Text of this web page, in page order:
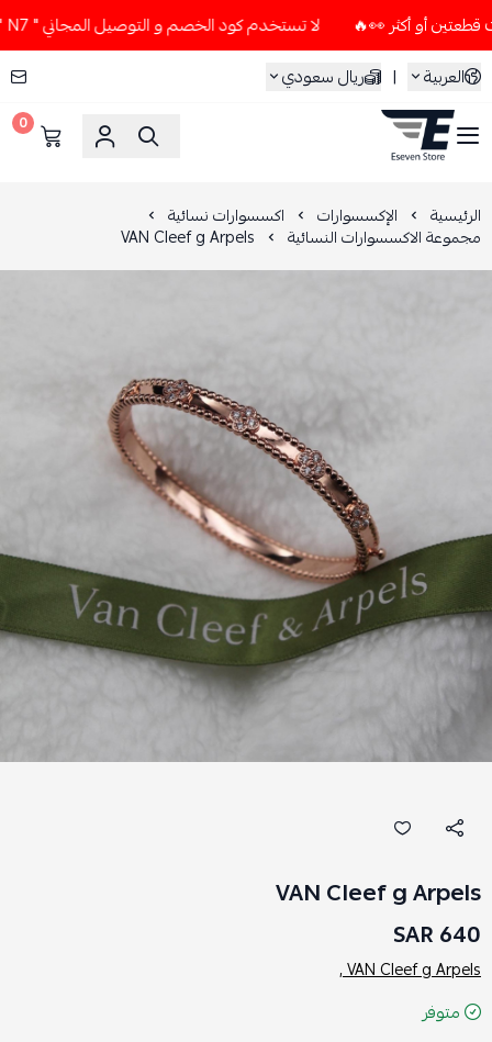
لا تستخدم كود الخصم و التوصيل المجاني " N7 " إلا إذا طلبت قطعتين أو أكثر 👀🔥
العربية
| ريال سعودي
ESEVEN STORE
0
الرئيسية الإكسسوارات اكسسوارات نسائية
مجموعة الاكسسوارات النسائية VAN CIeef g Arpels
VAN CIeef g Arpels
640 SAR
VAN CIeef g Arpels ,
متوفر